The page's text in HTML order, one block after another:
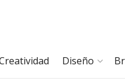
Diseño